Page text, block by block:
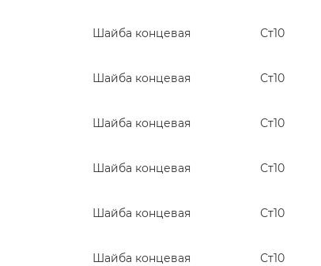
Шайба концевая Ст10
Шайба концевая Ст10
Шайба концевая Ст10
Шайба концевая Ст10
Шайба концевая Ст10
Шайба концевая Ст10